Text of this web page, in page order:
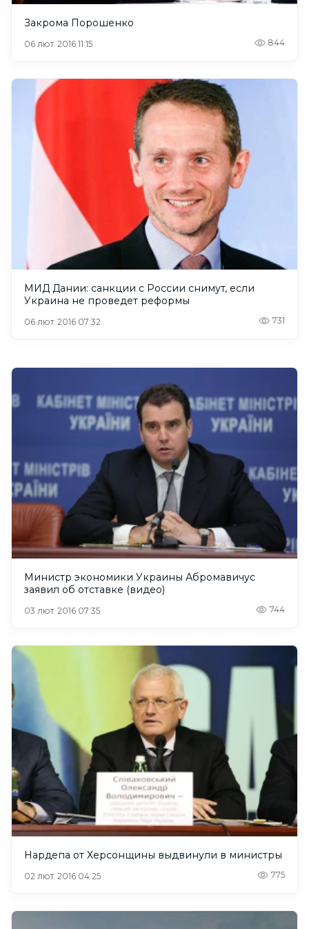
Закрома Порошенко
06 лют. 2016 11:15 844
МИД Дании: санкции с России снимут, если
Украина не проведет реформы
06 лют. 2016 07:32 731
Министр экономики Украины Абромавичус
заявил об отставке (видео)
03 лют. 2016 07:35 744
Нардепа от Херсонщины выдвинули в министры
02 лют. 2016 04:25 775